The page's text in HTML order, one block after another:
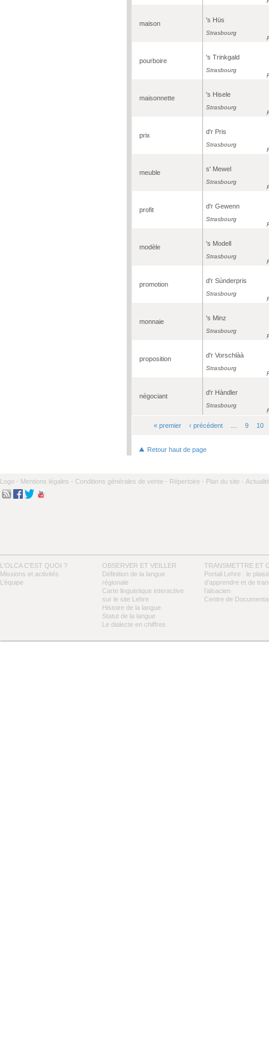
maison 's Hüs
Strasbourg
pourboire 's Trinkgald
Strasbourg
maisonnette 's Hisele
Strasbourg
prix d'r Pris
Strasbourg
meuble s' Mewel
Strasbourg
profit d'r Gewenn
Strasbourg
modèle 's Modell
Strasbourg
promotion d'r Sùnderpris
Strasbourg
monnaie 's Minz
Strasbourg
proposition d'r Vorschlàà
Strasbourg
négociant d'r Hàndler
Strasbourg
Pages« premier ‹ précédent 9 10
Retour haut de page
Logo - Mentions légales - Conditions générales de vente - Répertoire - Plan du site -
L'OLCA C'EST QUOI ?
Missions et activités
L’équipe
OBSERVER ET VEILLER
Définition de la langue
régionale
Carte linguistique interactive
sur le site Lehre
Histoire de la langue
Statut de la langue
Le dialecte en chiffres
TRANSMETTRE ET
Portail Lehre : le plaisir
d’apprendre et de
l’alsacien
Centre de